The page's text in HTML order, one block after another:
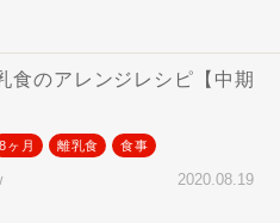
食のアレンジレシピ【中期
8ヶ月 離乳食 食事
2020.08.19